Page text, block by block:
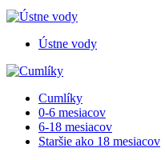
Ústne vody
Cumlíky
0-6 mesiacov
6-18 mesiacov
Staršie ako 18 mesiacov